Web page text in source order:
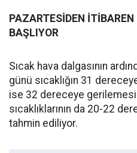
PAZARTESİDEN
BAŞLIYOR
Sıcak hava dalgasının
günü sıcaklığın 31
ise 32 dereceye
sıcaklıklarının da 20-22
tahmin ediliyor.